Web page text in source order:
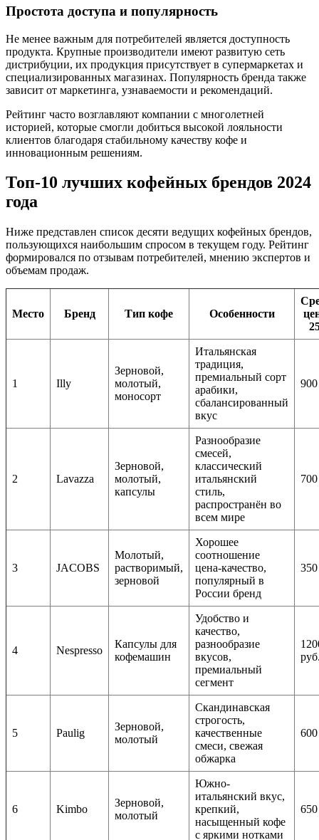
Простота доступа и популярность
Не менее важным для потребителей является доступность
продукта. Крупные производители имеют развитую сеть
дистрибуции, их продукция присутствует в супермаркетах и
специализированных магазинах. Популярность бренда также
зависит от маркетинга, узнаваемости и рекомендаций.
Рейтинг часто возглавляют компании с многолетней
историей, которые смогли добиться высокой лояльности
клиентов благодаря стабильному качеству кофе и
инновационным решениям.
Топ-10 лучших кофейных брендов 2024
года
Ниже представлен список десяти ведущих кофейных брендов,
пользующихся наибольшим спросом в текущем году. Рейтинг
формировался по отзывам потребителей, мнению экспертов и
объемам продаж.
Место Бренд Тип кофе Особенности
1 Illy
Зерновой,
молотый,
моносорт
Итальянская
традиция,
премиальный сорт
арабики,
сбалансированный
вкус
2 Lavazza
Зерновой,
молотый,
капсулы
Разнообразие
смесей,
классический
итальянский
стиль,
распространён во
всем мире
3 JACOBS
Молотый,
растворимый,
зерновой
Хорошее
соотношение
цена-качество,
популярный в
России бренд
4 Nespresso
Капсулы для
кофемашин
Удобство и
качество,
разнообразие
вкусов,
премиальный
сегмент
5 Paulig
Зерновой,
молотый
Скандинавская
строгость,
качественные
смеси, свежая
обжарка
6 Kimbo
Зерновой,
молотый
Южно-
итальянский вкус,
крепкий,
насыщенный кофе
с яркими нотками